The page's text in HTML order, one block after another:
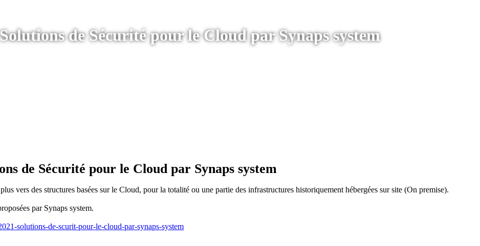
de Sécurité pour le Cloud par Synaps system
de Sécurité pour le Cloud par Synaps system
vers des structures basées sur le Cloud, pour la totalité ou une partie des infrastructures historiquement hébergées sur site (On premise).
par Synaps system.
solutions-de-scurit-pour-le-cloud-par-synaps-system